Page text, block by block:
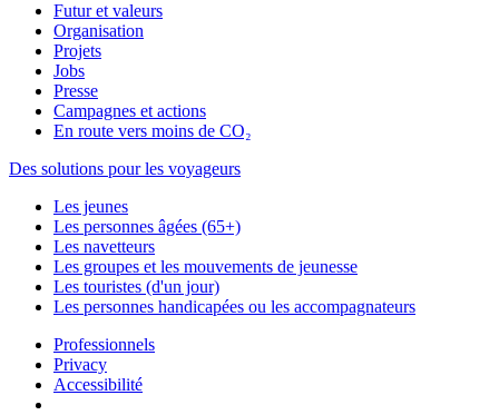
Futur et valeurs
Organisation
Projets
Jobs
Presse
Campagnes et actions
En route vers moins de CO₂
Des solutions pour les voyageurs
Les jeunes
Les personnes âgées (65+)
Les navetteurs
Les groupes et les mouvements de jeunesse
Les touristes (d'un jour)
Les personnes handicapées ou les accompagnateurs
Professionnels
Privacy
Accessibilité